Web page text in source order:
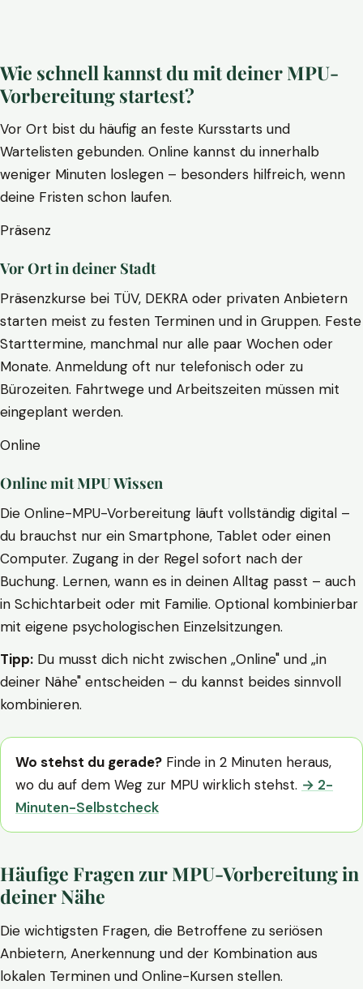
Wie schnell kannst du mit deiner MPU-
Vorbereitung startest?
Vor Ort bist du häufig an feste Kursstarts und
Wartelisten gebunden. Online kannst du innerhalb
weniger Minuten loslegen – besonders hilfreich, wenn
deine Fristen schon laufen.
Präsenz
Vor Ort in deiner Stadt
Präsenzkurse bei TÜV, DEKRA oder privaten Anbietern
starten meist zu festen Terminen und in Gruppen. Feste
Starttermine, manchmal nur alle paar Wochen oder
Monate. Anmeldung oft nur telefonisch oder zu
Bürozeiten. Fahrtwege und Arbeitszeiten müssen mit
eingeplant werden.
Online
Online mit MPU Wissen
Die Online-MPU-Vorbereitung läuft vollständig digital –
du brauchst nur ein Smartphone, Tablet oder einen
Computer. Zugang in der Regel sofort nach der
Buchung. Lernen, wann es in deinen Alltag passt – auch
in Schichtarbeit oder mit Familie. Optional kombinierbar
mit eigene psychologischen Einzelsitzungen.
Tipp: Du musst dich nicht zwischen „Online" und „in
deiner Nähe" entscheiden – du kannst beides sinnvoll
kombinieren.
Wo stehst du gerade? Finde in 2 Minuten heraus,
wo du auf dem Weg zur MPU wirklich stehst. → 2-
Minuten-Selbstcheck
Häufige Fragen zur MPU-Vorbereitung in
deiner Nähe
Die wichtigsten Fragen, die Betroffene zu seriösen
Anbietern, Anerkennung und der Kombination aus
lokalen Terminen und Online-Kursen stellen.